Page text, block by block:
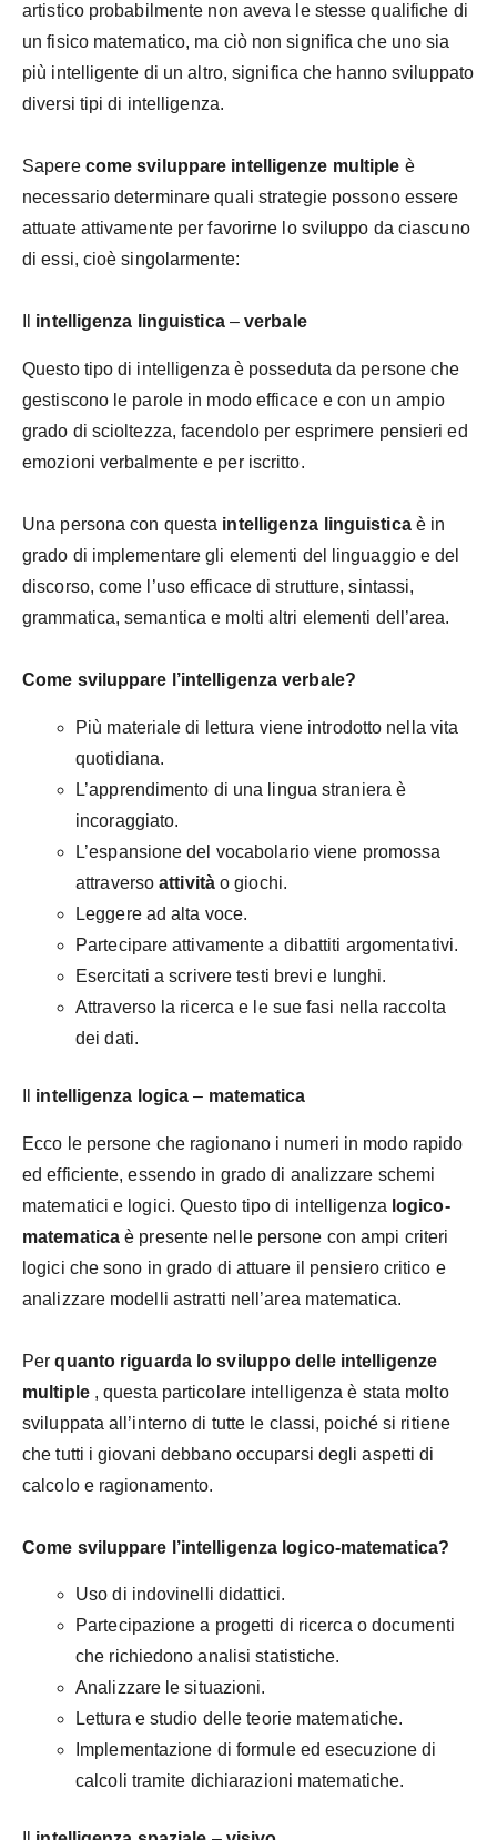
artistico probabilmente non aveva le stesse qualifiche di
un fisico matematico, ma ciò non significa che uno sia
più intelligente di un altro, significa che hanno sviluppato
diversi tipi di intelligenza.
Sapere come sviluppare intelligenze multiple è
necessario determinare quali strategie possono essere
attuate attivamente per favorirne lo sviluppo da ciascuno
di essi, cioè singolarmente:
intelligenza linguistica –verbale
Questo tipo di intelligenza è posseduta da persone che
gestiscono le parole in modo efficace e con un ampio
grado di scioltezza, facendolo per esprimere pensieri ed
emozioni verbalmente e per iscritto.
Una persona con questa intelligenza linguisticaè in
grado di implementare gli elementi del linguaggio e del
discorso, come l’uso efficace di strutture, sintassi,
grammatica, semantica e molti altri elementi dell’area.
Come sviluppare l’intelligenza verbale?
Più materiale di lettura viene introdotto nella vita
quotidiana.
L’apprendimento di una lingua straniera è
incoraggiato.
L’espansione del vocabolario viene promossa
attraversoattivitào giochi.
Leggere ad alta voce.
Partecipare attivamente a dibattiti argomentativi.
Esercitati a scrivere testi brevi e lunghi.
Attraverso la ricerca e le sue fasi nella raccolta
dei dati.
intelligenza logica – matematica
Ecco le persone che ragionano i numeri in modo rapido
ed efficiente, essendo in grado di analizzare schemi
matematici e logici. Questo tipo di intelligenza logico-
matematica è presente nelle persone con ampi criteri
logici che sono in grado di attuare il pensiero critico e
analizzare modelli astratti nell’area matematica.
Perquanto riguarda lo sviluppo delle intelligenze
multiple, questa particolare intelligenza è stata molto
sviluppata all’interno di tutte le classi, poiché si ritiene
che tutti i giovani debbano occuparsi degli aspetti di
calcolo e ragionamento.
Come sviluppare l’intelligenza logico-matematica?
Uso di indovinelli didattici.
Partecipazione a progetti di ricerca o documenti
che richiedono analisi statistiche.
Analizzare le situazioni.
Lettura e studio delle teorie matematiche.
Implementazione di formule ed esecuzione di
calcoli tramite dichiarazioni matematiche.